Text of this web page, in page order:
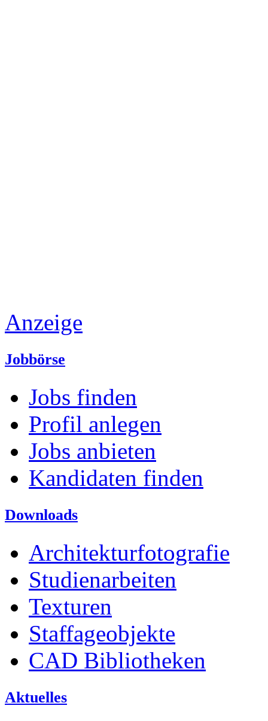
Anzeige
Jobbörse
Jobs finden
Profil anlegen
Jobs anbieten
Kandidaten finden
Downloads
Architekturfotografie
Studienarbeiten
Texturen
Staffageobjekte
CAD Bibliotheken
Aktuelles